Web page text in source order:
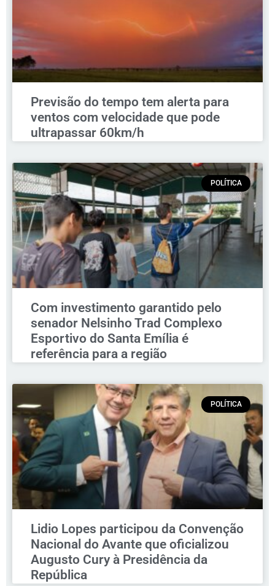
Previsão do tempo tem alerta para
ventos com velocidade que pode
ultrapassar 60km/h
POLÍTICA
Com investimento garantido pelo
senador Nelsinho Trad Complexo
Esportivo do Santa Emília é
referência para a região
POLÍTICA
Lidio Lopes participou da Convenção
Nacional do Avante que oficializou
Augusto Cury à Presidência da
República